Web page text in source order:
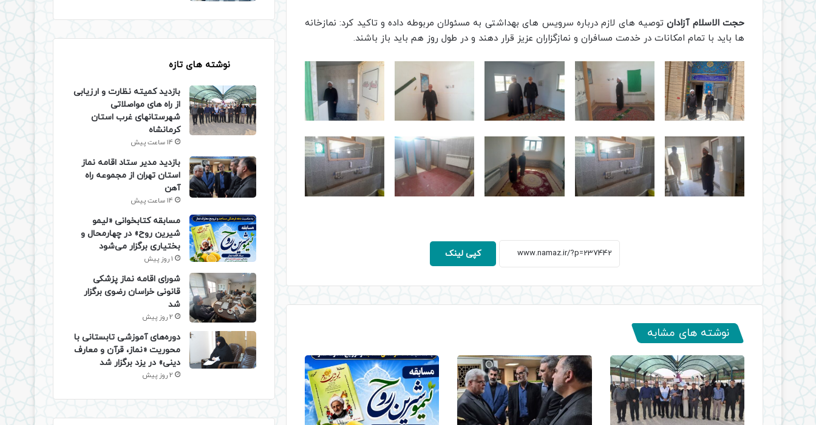
حجت الاسلام آزادانتوصیه های لازم درباره سرویس های بهداشتی به مسئولان مربوطه داده و تاکید کرد: نمازخانه
ها باید با تمام امکانات در خدمت مسافران و نمازگزاران عزیز قرار دهند و در طول روز هم باید باز باشند.
کپی لینک
نوشته های مشابه
نوشته های تازه
بازدید کمیته نظارت و ارزیابی
از راه های مواصلاتی
شهرستانهای غرب استان
کرمانشاه
14 ساعت پیش
بازدید مدیر ستاد اقامه نماز
استان تهران از مجموعه راه
آهن
14 ساعت پیش
مسابقه کتابخوانی «لیمو
شیرین روح» در چهارمحال و
بختیاری برگزار می‌شود
1 روز پیش
شورای اقامه نماز پزشکی
قانونی خراسان رضوی برگزار
شد
2 روز پیش
دوره‌های آموزشی تابستانی با
محوریت «نماز، قرآن و معارف
دینی» در یزد برگزار شد
2 روز پیش